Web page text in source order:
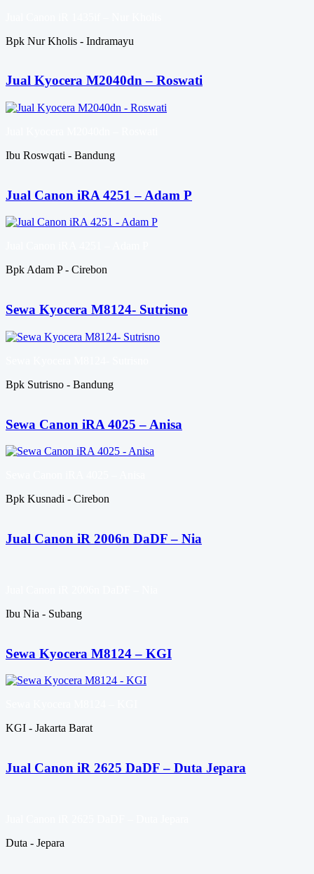
Bpk Nur Kholis - Indramayu
Jual Kyocera M2040dn – Roswati
Ibu Roswqati - Bandung
Jual Canon iRA 4251 – Adam P
Bpk Adam P - Cirebon
Sewa Kyocera M8124- Sutrisno
Bpk Sutrisno - Bandung
Sewa Canon iRA 4025 – Anisa
Bpk Kusnadi - Cirebon
Jual Canon iR 2006n DaDF – Nia
Ibu Nia - Subang
Sewa Kyocera M8124 – KGI
KGI - Jakarta Barat
Jual Canon iR 2625 DaDF – Duta Jepara
Duta - Jepara